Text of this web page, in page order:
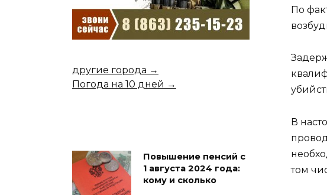
По
В
том
другие города →
Погода на 10 дней →
Повышение пенсий с
1 августа 2024 года:
кому и сколько